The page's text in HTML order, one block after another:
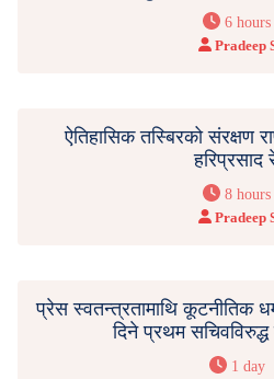
6 hours
Pradeep
ऐतिहासिक तस्बिरको संरक्षण
हरिप्रसाद
8 hours
Pradeep
प्रेस स्वतन्त्रतामाथि कूटनीतिक
दिने प्रथम सचिवविरुद्ध
1 day